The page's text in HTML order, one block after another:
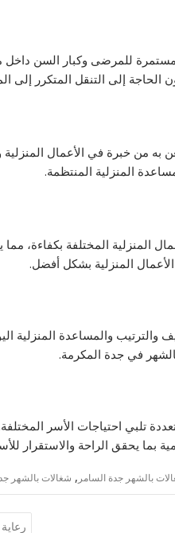
للمرضى وكبار السن داخل
الحاجة إلى التنقل المتكرر إلى
من خبرة في الأعمال المنزلية
المنزلية المنتظمة.
المنزلية المختلفة بكفاءة،
المنزلية بشكل أفضل.
والمساعدة المنزلية
في جدة المكرمة.
تلبي احتياجات الأسر
بما يحقق الراحة والاستقرار
بالشهر جدة السامر , شغالات بالشهر
رعاية